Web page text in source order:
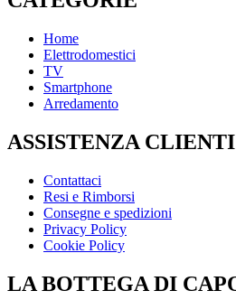
Home
Elettrodomestici
TV
Smartphone
Arredamento
ASSISTENZA CLIENTI
Contattaci
Resi e Rimborsi
Consegne e spedizioni
Privacy Policy
Cookie Policy
LA BOTTEGA DI